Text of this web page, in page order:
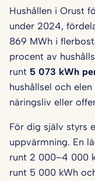
Hushållen i Orust
under 2024,
869 MWh i
procent av
runt 5 073 kWh
hushållsel och
näringsliv eller
För dig själv styrs
uppvärmning. En
runt 2 000–4 000
runt 5 000 kWh